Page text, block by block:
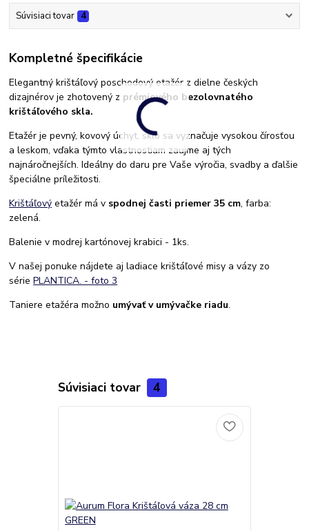
Súvisiaci tovar 4
Kompletné špecifikácie
Elegantný krištáľový poschodový etažér z dielne českých
dizajnérov je zhotovený z prémiového bezolovnatého
krištáľového skla.
Etažér je pevný, kovový úchyt, sklo sa vyznačuje vysokou čírosťou
a leskom, vďaka týmto vlastnostiam zaujme aj tých
najnáročnejších. Ideálny do daru pre Vaše výročia, svadby a ďalšie
špeciálne príležitosti.
Krištáľový etažér má v spodnej časti priemer 35 cm, farba:
zelená.
Balenie v modrej kartónovej krabici - 1ks.
V našej ponuke nájdete aj ladiace krištáľové misy a vázy zo
sériePLANTICA. - foto 3
Taniere etažéra možno umývať v umývačke riadu.
Súvisiaci tovar 4